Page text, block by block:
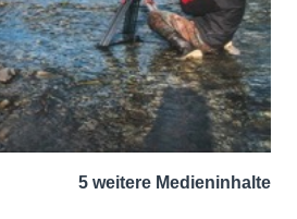
5 weitere Medieninhalte